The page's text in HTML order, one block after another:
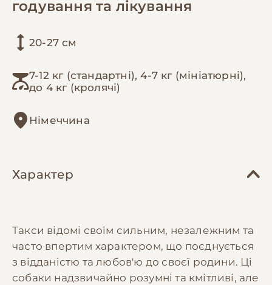
годування та лікування
20-27 см
7-12 кг (стандартні), 4-7 кг (мініатюрні),
до 4 кг (кролячі)
Німеччина
Характер
Такси відомі своїм сильним, незалежним та
часто впертим характером, що поєднується
з відданістю та любов'ю до своєї родини. Ці
собаки надзвичайно розумні та кмітливі, але